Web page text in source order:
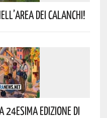
Dei Calanchi!
Edizione Di